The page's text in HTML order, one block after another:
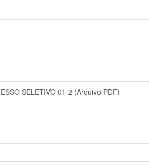
SELETIVO 01-2 (Arquivo PDF)